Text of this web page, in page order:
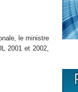
le ministre
2001 et 2002,